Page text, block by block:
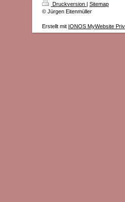
Druckversion | Sitemap
© Jürgen Eitenmüller
Erstellt mit IONOS MyWebsite